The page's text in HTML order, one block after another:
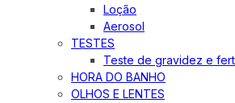
Loção
Aerosol
TESTES
Teste de gravidez e
HORA DO BANHO
OLHOS E LENTES